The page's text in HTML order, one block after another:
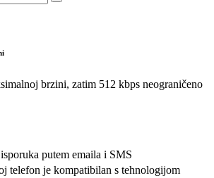
brzini, zatim 512 kbps neograničeno
putem emaila i SMS
telefon je kompatibilan s tehnologijom